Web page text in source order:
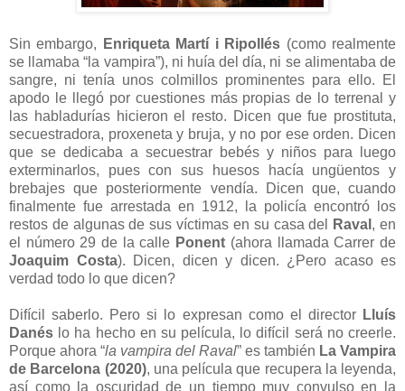
Sin embargo, Enriqueta Martí i Ripollés (como realmente
se llamaba “la vampira”), ni huía del día, ni se alimentaba de
sangre, ni tenía unos colmillos prominentes para ello. El
apodo le llegó por cuestiones más propias de lo terrenal y
las habladurías hicieron el resto. Dicen que fue prostituta,
secuestradora, proxeneta y bruja, y no por ese orden. Dicen
que se dedicaba a secuestrar bebés y niños para luego
exterminarlos, pues con sus huesos hacía ungüentos y
brebajes que posteriormente vendía. Dicen que, cuando
finalmente fue arrestada en 1912, la policía encontró los
restos de algunas de sus víctimas en su casa del
Raval , en
el número 29 de la calle Ponent (ahora llamada Carrer de
Joaquim Costa). Dicen, dicen y dicen. ¿Pero acaso es
verdad todo lo que dicen?
Difícil saberlo. Pero si lo expresan como el director Lluís
Danés lo ha hecho en su película, lo difícil será no creerle.
Porque ahora “la vampira del Raval” es también La Vampira
de Barcelona (2020), una película que recupera la leyenda,
así como la oscuridad de un tiempo muy convulso en la